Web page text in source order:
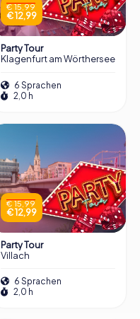
€ 15,99
€ 12,99
Party Tour
Klagenfurt am Wörthersee
6 Sprachen
2,0 h
€ 15,99
€ 12,99
Party Tour
Villach
6 Sprachen
2,0 h